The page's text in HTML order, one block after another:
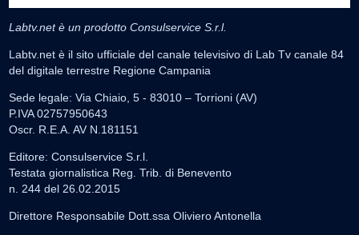
Labtv.net è un prodotto Consulservice S.r.l.
Labtv.net è il sito ufficiale del canale televisivo di Lab Tv canale 84
del digitale terrestre Regione Campania
Sede legale: Via Chiaio, 5 - 83010 – Torrioni (AV)
P.IVA 02757950643
Oscr. R.E.A. AV N.181151
Editore: Consulservice S.r.l.
Testata giornalistica Reg. Trib. di Benevento
n. 244 del 26.02.2015
Direttore Responsabile Dott.ssa Oliviero Antonella